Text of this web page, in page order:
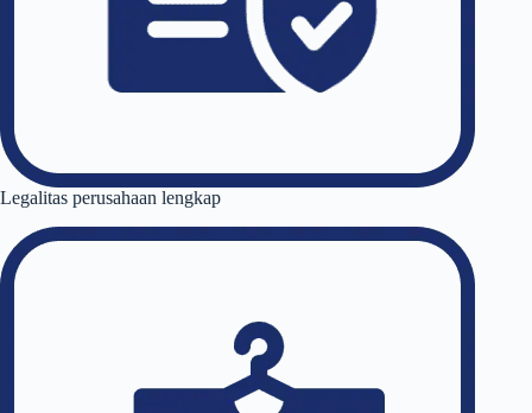
Legalitas perusahaan lengkap